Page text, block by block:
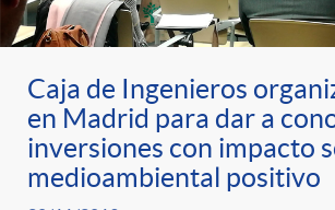
r
a
n
p
e
n
l
i
c
Caja de Ingenieros
en Madrid para dar a
inversiones con impacto
medioambiental positivo